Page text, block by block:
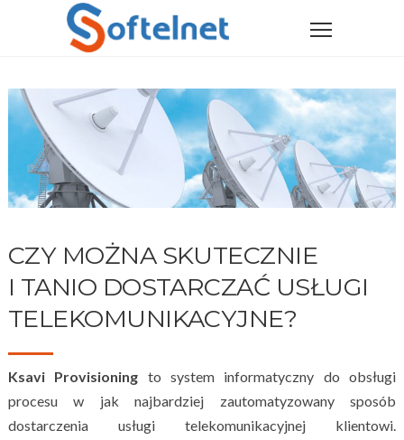
CZY MOŻNA SKUTECZNIE
I TANIO DOSTARCZAĆ USŁUGI
TELEKOMUNIKACYJNE?
Ksavi Provisioning to system informatyczny do obsługi
procesu w jak najbardziej zautomatyzowany sposób
dostarczenia usługi telekomunikacyjnej klientowi.